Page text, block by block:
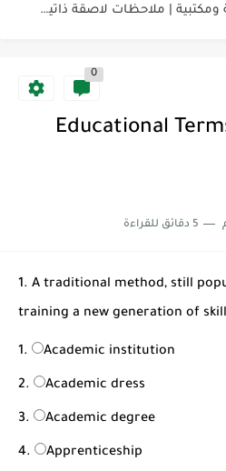
لوازم مدرسية ومكتبية | ملاحظات لاصقة ذاتية على شكل قلب...
0
Educational
5 دقائق للقراءة
1. A traditional method, still
training a new generation of
Academic institution
Academic dress
Academic degree
Apprenticeship